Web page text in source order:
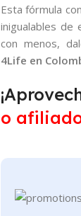
Esta fórmula
inigualables de
con menos,
4Life en
o